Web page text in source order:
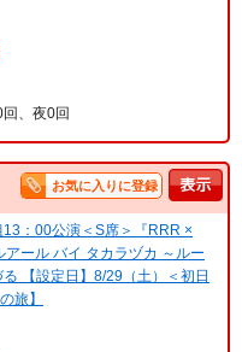
、夜0回
お気に入りに登録
：00公演＜S席＞『RRR ×
アール バイ タカラヅカ ～ルー
【設定日】8/29（土）＜初日
旅】